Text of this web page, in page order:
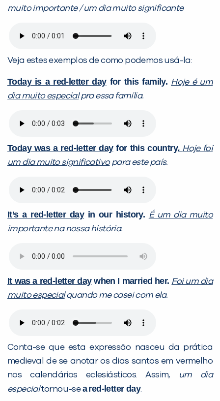
muito importante / um dia muito significante
Veja estes exemplos de como podemos usá-la:
Today is a red-letter dayfor this family. Hoje é um
dia muito especialpra essa família.
Today was a red-letter dayfor this country. Hoje foi
um dia muito significativopara este país.
It’s a red-letter dayin our history. É um dia muito
importantena nossa história.
It was a red-letter daywhen I married her. Foi um dia
muito especialquando me casei com ela.
Conta-se que esta expressão nasceu da prática
medieval de se anotar os dias santos em vermelho
nos calendários eclesiásticos. Assim,
um dia
especialtornou-seared-letter day.